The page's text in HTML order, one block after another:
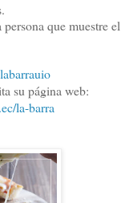
que muestre el
su página web:
la-barra